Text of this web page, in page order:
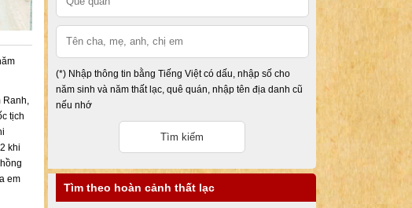
Ranh,
tịch
khi
em
(*) Nhập thông tin bằng Tiếng Việt có dấu, nhập số cho
năm sinh và năm thất lạc, quê quán, nhập tên địa danh cũ
nếu nhớ
Tìm theo hoàn cảnh thất lạc